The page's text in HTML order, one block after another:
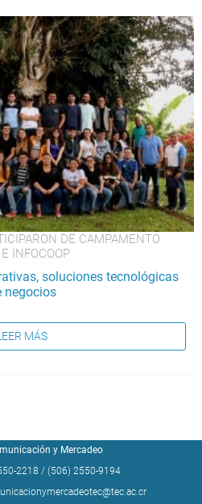
DE CAMPAMENTO
INFOCOOP
soluciones tecnológicas
negocios
MÁS
y Mercadeo
2218 / (506) 2550-9194